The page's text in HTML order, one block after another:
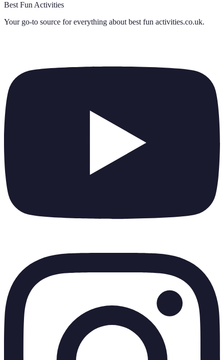
Best Fun Activities
Your go-to source for everything about best fun activities.co.uk.